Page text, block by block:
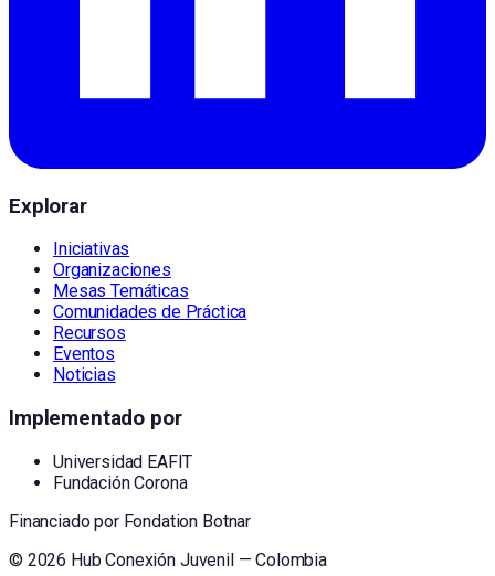
Explorar
Iniciativas
Organizaciones
Mesas Temáticas
Comunidades de Práctica
Recursos
Eventos
Noticias
Implementado por
Universidad EAFIT
Fundación Corona
Financiado por Fondation Botnar
© 2026 Hub Conexión Juvenil — Colombia